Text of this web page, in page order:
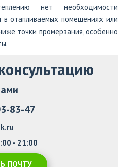
нет необходимости
в отапливаемых помещениях или
точки промерзания, особенно
83-47
- 21:00
ПОЧТУ